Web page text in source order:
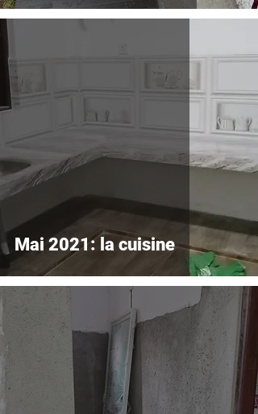
Mai 2021: la cuisine